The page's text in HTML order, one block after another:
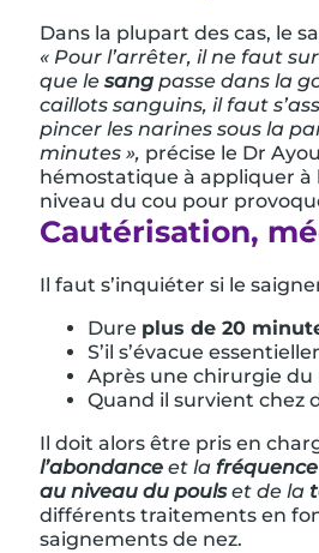
Dans la plupart des cas, le
« Pour l’arrêter, il ne faut
que le sang passe dans la
caillots sanguins, il faut
pincer les narines sous la
minutes », précise le Dr
hémostatique à appliquer à
niveau du cou pour
Cautérisation,
Il faut s’inquiéter si le
Dure plus de 20
S’il s’évacue
Après une chirurgie du
Quand il survient chez
Il doit alors être pris en
l’abondance et la fréquence
au niveau du poulset de la
différents traitements en
saignements de nez.